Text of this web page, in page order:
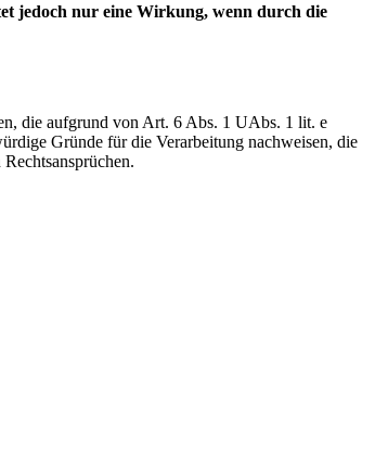
jedoch nur eine Wirkung, wenn durch die
die aufgrund von Art. 6 Abs. 1 UAbs. 1 lit. e
Gründe für die Verarbeitung nachweisen, die